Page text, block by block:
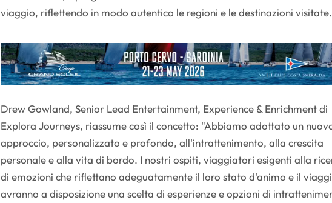
viaggio, riflettendo in modo autentico le regioni e le destinazioni visitate.
Drew Gowland, Senior Lead Entertainment, Experience & Enrichment di
Explora Journeys, riassume così il concetto: "Abbiamo adottato un
approccio, personalizzato e profondo, all'intrattenimento, alla crescita
personale e alla vita di bordo. I nostri ospiti, viaggiatori esigenti alla
di emozioni che riflettano adeguatamente il loro stato d'animo e il
avranno a disposizione una scelta di esperienze e opzioni di